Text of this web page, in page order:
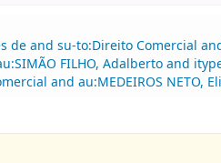
and su-to:Direito Comercial
FILHO, Adalberto and
and au:MEDEIROS NETO,